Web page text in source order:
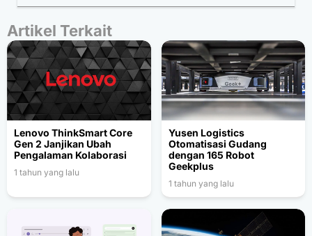
Artikel Terkait
Lenovo ThinkSmart Core
Gen 2 Janjikan Ubah
Pengalaman Kolaborasi
1 tahun yang lalu
Yusen Logistics
Otomatisasi Gudang
dengan 165 Robot
Geekplus
1 tahun yang lalu